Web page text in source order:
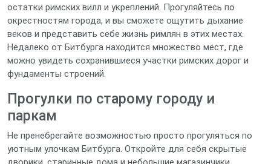
остатки римских вилл и укреплений. Прогуляйтесь по
окрестностям города, и вы сможете ощутить дыхание
веков и представить себе жизнь римлян в этих местах.
Недалеко от Битбурга находится множество мест, где
можно увидеть сохранившиеся участки римских дорог и
фундаменты строений.
Прогулки по старому городу и
паркам
Не пренебрегайте возможностью просто прогуляться по
уютным улочкам Битбурга. Откройте для себя скрытые